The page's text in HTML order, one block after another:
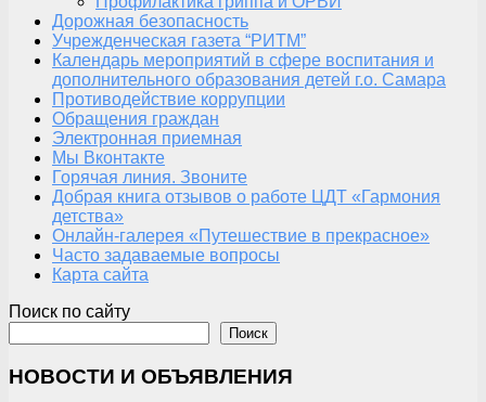
Дорожная безопасность
Учрежденческая газета “РИТМ”
Календарь мероприятий в сфере воспитания и
дополнительного образования детей г.о. Самара
Противодействие коррупции
Обращения граждан
Электронная приемная
Мы Вконтакте
Горячая линия. Звоните
Добрая книга отзывов о работе ЦДТ «Гармония
детства»
Онлайн-галерея «Путешествие в прекрасное»
Часто задаваемые вопросы
Карта сайта
Поиск по сайту
Поиск
НОВОСТИ И ОБЪЯВЛЕНИЯ